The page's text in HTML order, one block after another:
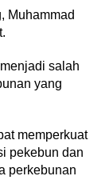
Muhammad
salah
yang
memperkuat
pekebun dan
perkebunan